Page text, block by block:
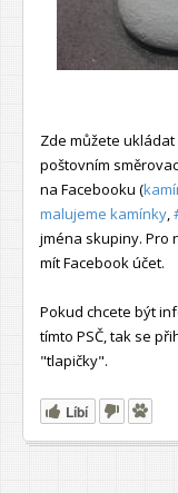
Zde můžete
poštovním
na Facebooku (
malujeme kamínky
jména skupiny. Pro
mít Facebook účet.
Pokud chcete být
tímto PSČ, tak se
"tlapičky".
Líbí